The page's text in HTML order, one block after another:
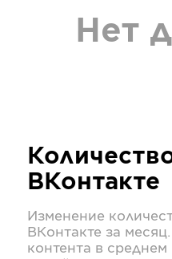
Нет
ВКонтакте
Изменение
ВКонтакте за
контента в среднем